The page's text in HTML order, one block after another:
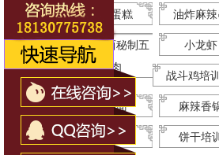
私房蛋糕
油炸麻
蜀湘巴西秘制五
花肉
小龙虾
战斗鸡培
麻辣香
牛肉面
饼干培
马卡龙